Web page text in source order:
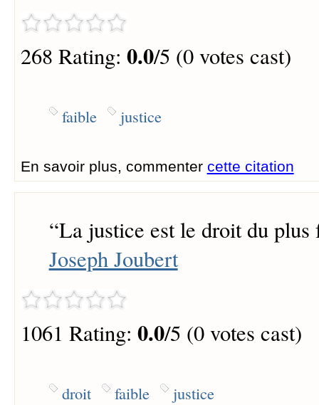
268 Rating: 0.0/5 (0 votes cast)
faible justice
En savoir plus, commenter cette citation
“La justice est le droit du plus
Joseph Joubert
1061 Rating: 0.0/5 (0 votes cast)
droit faible justice